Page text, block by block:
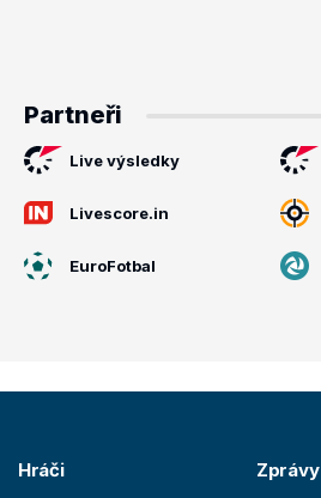
Partneři
Live výsledky
Livescore.in
EuroFotbal
Hráči Zprávy